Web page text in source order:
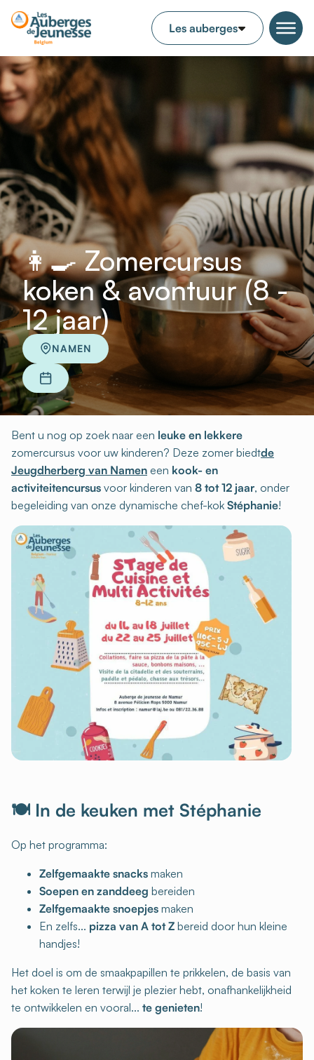
👩‍🍳 Zomercursus
koken & avontuur (8 -
12 jaar)
NAMEN
Bent u nog op zoek naar een leuke en lekkere
zomercursus voor uw kinderen? Deze zomer biedtde
Jeugdherberg van Namen een kook- en
activiteitencursus voor kinderen van 8 tot 12 jaar, onder
begeleiding van onze dynamische chef-kok Stéphanie!
🍽️ In de keuken met Stéphanie
Op het programma:
Zelfgemaakte snacks maken
Soepen en zanddeeg bereiden
Zelfgemaakte snoepjes maken
En zelfs... pizza van A tot Z bereid door hun kleine
handjes!
Het doel is om de smaakpapillen te prikkelen, de basis van
het koken te leren terwijl je plezier hebt, onafhankelijkheid
te ontwikkelen en vooral... te genieten!